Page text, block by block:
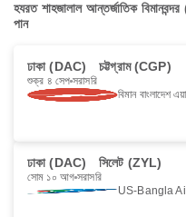
হযরত শাহজালাল আন্তর্জাতিক
পান
ঢাকা (DAC) চট্টগ্রাম (CGP)
শুক্র ৪ সেপ সরাসরি
বিমান বাংলাদেশ
ঢাকা (DAC) সিলেট (ZYL)
সোম ১০ আগ সরাসরি
US-Bangla